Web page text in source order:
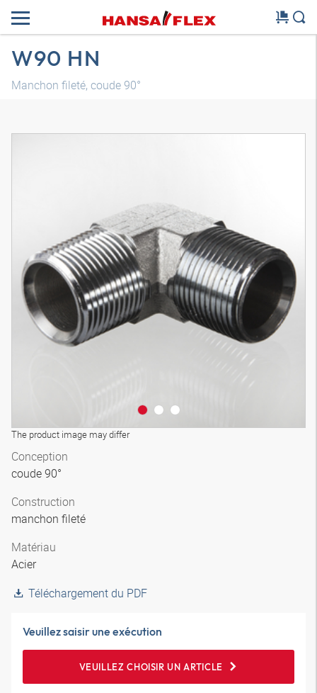
W90 HN
Manchon fileté, coude 90°
The product image may differ
Modèle 3D
Conception
coude 90°
Construction
manchon fileté
Matériau
Acier
Téléchargement du PDF
Veuillez saisir une exécution
VEUILLEZ CHOISIR UN ARTICLE